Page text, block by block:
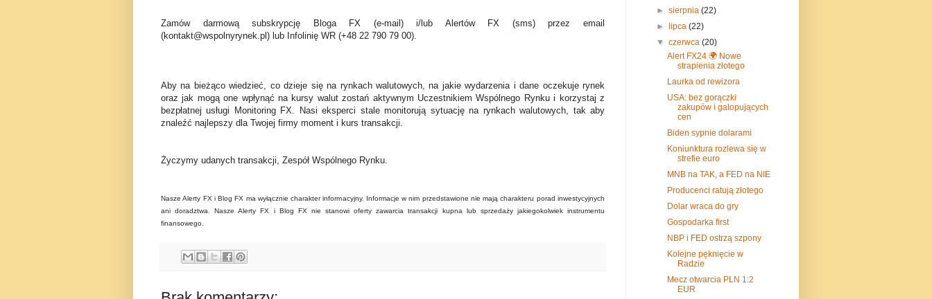
Zamów darmową subskrypcję Bloga FX (e-mail) i/lub Alertów FX (sms) przez email
(kontakt@wspolnyrynek.pl) lub Infolinię WR (+48 22 790 79 00).
Aby na bieżąco wiedzieć, co dzieje się na rynkach walutowych, na jakie wydarzenia i dane oczekuje rynek
oraz jak mogą one wpłynąć na kursy walut zostań aktywnym Uczestnikiem Wspólnego Rynku i korzystaj z
bezpłatnej usługi Monitoring FX. Nasi eksperci stale monitorują sytuację na rynkach walutowych, tak aby
znaleźć najlepszy dla Twojej firmy moment i kurs transakcji.
Życzymy udanych transakcji, Zespół Wspólnego Rynku.
Nasze Alerty FX i Blog FX ma wyłącznie charakter informacyjny. Informacje w nim przedstawione nie mają charakteru porad inwestycyjnych
ani doradztwa. Nasze Alerty FX i Blog FX nie stanowi oferty zawarcia transakcji kupna lub sprzedaży jakiegokolwiek instrumentu
finansowego.
►sierpnia(22)
►lipca(22)
▼czerwca(20)
Alert FX24 🌍 Nowe
strapienia złotego
Laurka od rewizora
USA: bez gorączki
zakupów i galopujących
cen
Biden sypnie dolarami
Koniunktura rozlewa się w
strefie euro
MNB na TAK, a FED na NIE
Producenci ratują złotego
Dolar wraca do gry
Gospodarka first
NBP i FED ostrzą szpony
Kolejne pęknięcie w
Radzie
Mecz otwarcia PLN 1:2
EUR